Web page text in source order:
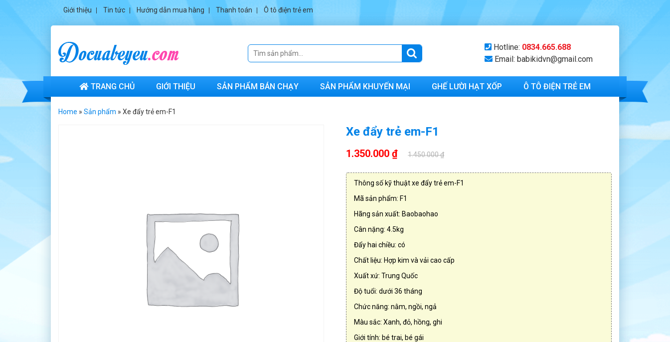
Giới thiệu Tin tức Hướng dẫn mua hàng Thanh toán Ô tô điện trẻ em
Hotline: 0834.665.688
Email: babikidvn@gmail.com
TRANG CHỦ GIỚI THIỆU SẢN PHẨM BÁN CHẠY SẢN PHẨM KHUYẾN MẠI GHẾ LƯỜI HẠT XỐP Ô TÔ ĐIỆN TRẺ EM
Home » Sản phẩm » Xe đẩy trẻ em-F1
Xe đẩy trẻ em-F1
1.350.000 ₫ 1.450.000 ₫
Thông số kỹ thuật xe đẩy trẻ em-F1
Mã sản phẩm: F1
Hãng sản xuất: Baobaohao
Cân nặng: 4.5kg
Đẩy hai chiều: có
Chất liệu: Hợp kim và vải cao cấp
Xuất xứ: Trung Quốc
Độ tuổi: dưới 36 tháng
Chức năng: nằm, ngồi, ngả
Màu sắc: Xanh, đỏ, hồng, ghi
Giới tính: bé trai, bé gái